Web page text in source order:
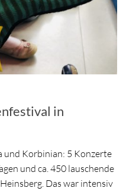
in
und Korbinian: 5 Konzerte
und ca. 450 lauschende
Das war intensiv